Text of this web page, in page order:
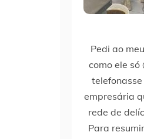
Pedi ao
como ele só
empresária
rede de
Para